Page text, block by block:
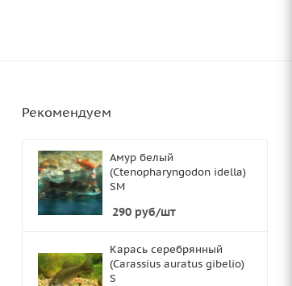
Рекомендуем
Амур белый
(Ctenopharyngodon idella)
SМ
290 руб/шт
Карась серебрянный
(Carassius auratus gibelio)
S